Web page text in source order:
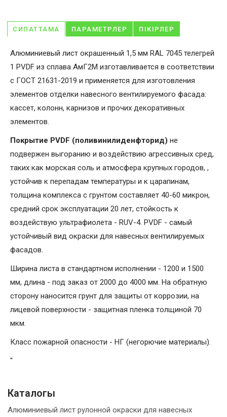
СИПАТТАМА ПАРАМЕТРЛЕР ПІКІРЛЕР
Алюминиевый лист окрашенный 1,5 мм RAL 7045 телегрей
1 PVDF из сплава АмГ2М изготавливается в соответствии
с ГОСТ 21631-2019 и применяется для изготовления
элементов отделки навесного вентилируемого фасада:
кассет, колонн, карнизов и прочих декоративных
элементов.
Покрытие PVDF (поливинилиденфторид) не
подвержен выгоранию и воздействию агрессивных сред,
таких как морская соль и атмосфера крупных городов, ,
устойчив к перепадам температуры и к царапинам,
толщина комплекса с грунтом составляет 40-60 микрон,
средний срок эксплуатации 20 лет, стойкость к
воздействую ультрафиолета - RUV-4. PVDF - самый
устойчивый вид окраски для навесных вентилируемых
фасадов.
Ширина листа в стандартном исполнении - 1200 и 1500
мм, длина - под заказ от 2000 до 4000 мм. На обратную
сторону наносится грунт для защиты от коррозии, на
лицевой поверхности - защитная пленка толщиной 70
мкм.
Класс пожарной опасности - НГ (негорючие материалы).
"
Каталогы
Алюминиевый лист рулонной окраски для навесных